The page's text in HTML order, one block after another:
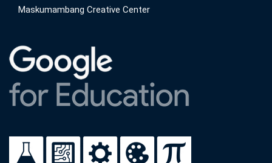
Maskumambang Creative Center